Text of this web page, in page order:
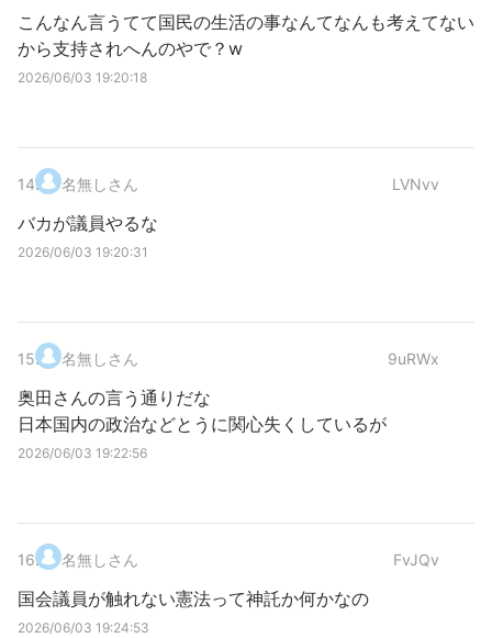
こんなん言うてて国民の生活の事なんてなんも考えてない
から支持されへんのやで？w
2026/06/03 19:20:18
14. 名無しさん LVNvv
バカが議員やるな
2026/06/03 19:20:31
15. 名無しさん 9uRWx
奥田さんの言う通りだな
日本国内の政治などとうに関心失くしているが
2026/06/03 19:22:56
16. 名無しさん FvJQv
国会議員が触れない憲法って神託か何かなの
2026/06/03 19:24:53